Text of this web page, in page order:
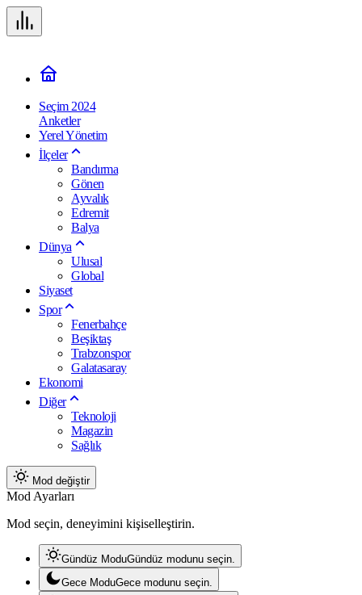
Seçim 2024
Anketler
Yerel Yönetim
İlçeler
Bandırma
Gönen
Ayvalık
Edremit
Balya
Dünya
Ulusal
Global
Siyaset
Spor
Fenerbahçe
Beşiktaş
Trabzonspor
Galatasaray
Ekonomi
Diğer
Teknoloji
Magazin
Sağlık
Mod değiştir
Mod Ayarları
Mod seçin, deneyimini kişiselleştirin.
Gündüz ModuGündüz modunu seçin.
Gece ModuGece modunu seçin.